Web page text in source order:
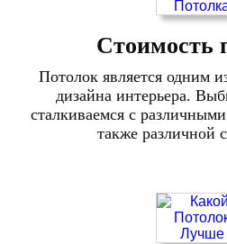
Стоимость
Потолок является одним
дизайна интерьера.
сталкиваемся с
также различной